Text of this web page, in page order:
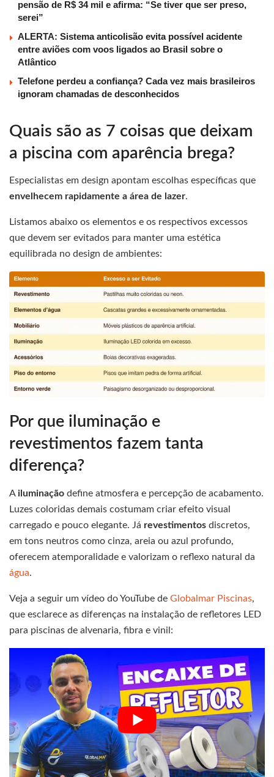
pensão de R$ 34 mil e afirma: “Se tiver que ser preso,
serei”
ALERTA: Sistema anticolisão evita possível acidente
entre aviões com voos ligados ao Brasil sobre o
Atlântico
Telefone perdeu a confiança? Cada vez mais brasileiros
ignoram chamadas de desconhecidos
Quais são as 7 coisas que deixam
a piscina com aparência brega?
Especialistas em design apontam escolhas específicas que
envelhecem rapidamente a área de lazer.
Listamos abaixo os elementos e os respectivos excessos
que devem ser evitados para manter uma estética
equilibrada no design de ambientes:
Por que iluminação e
revestimentos fazem tanta
diferença?
A iluminação define atmosfera e percepção de acabamento.
Luzes coloridas demais costumam criar efeito visual
carregado e pouco elegante. Já revestimentos discretos,
em tons neutros como cinza, areia ou azul profundo,
oferecem atemporalidade e valorizam o reflexo natural da
água.
Veja a seguir um vídeo do YouTube de Globalmar Piscinas,
que esclarece as diferenças na instalação de refletores LED
para piscinas de alvenaria, fibra e vinil: